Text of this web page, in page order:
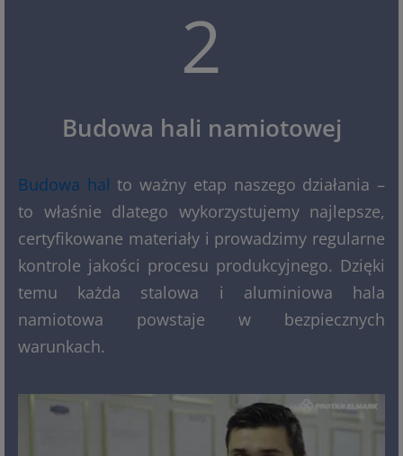
2
Budowa hali namiotowej
Budowa hal to ważny etap naszego działania –
to właśnie dlatego wykorzystujemy najlepsze,
certyfikowane materiały i prowadzimy regularne
kontrole jakości procesu produkcyjnego. Dzięki
temu każda stalowa i aluminiowa hala
namiotowa powstaje w bezpiecznych
warunkach.